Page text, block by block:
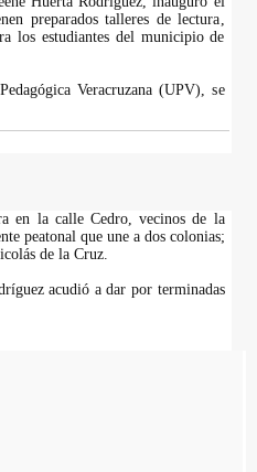
preparados talleres de lectura,
los estudiantes del municipio de
Veracruzana (UPV), se
en la calle Cedro, vecinos de la
peatonal que une a dos colonias;
de la Cruz.
acudió a dar por terminadas